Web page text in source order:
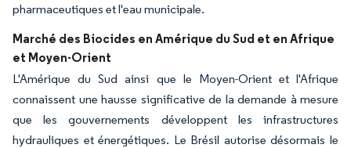
pharmaceutiques et l'eau municipale.
Marché des Biocides en Amérique du Sud et en Afrique
et Moyen-Orient
L'Amérique du Sud ainsi que le Moyen-Orient et l'Afrique
connaissent une hausse significative de la demande à mesure
que les gouvernements développent les infrastructures
hydrauliques et énergétiques. Le Brésil autorise désormais le